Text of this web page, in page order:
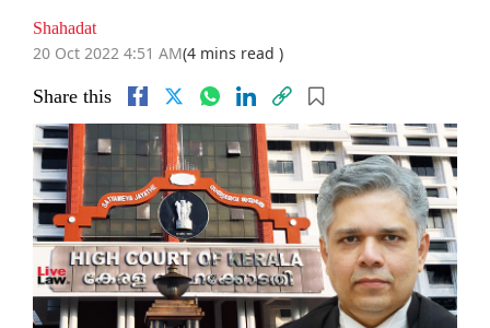
Shahadat
20 Oct 2022 4:51 AM(4 mins read )
Share this